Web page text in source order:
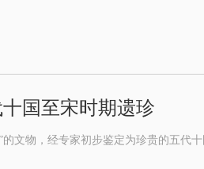
国至宋时期遗珍
文物，经专家初步鉴定为珍贵的五代